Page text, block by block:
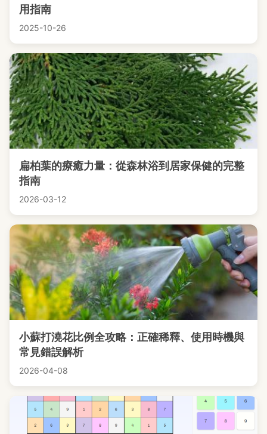
用指南
2025-10-26
扁柏葉的療癒力量：從森林浴到居家保健的完整
指南
2026-03-12
小蘇打澆花比例全攻略：正確稀釋、使用時機與
常見錯誤解析
2026-04-08